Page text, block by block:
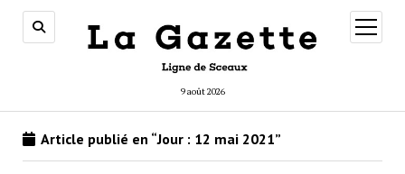
9 août 2026
ouvrir
menu
Article publié en “Jour : 12 mai 2021”